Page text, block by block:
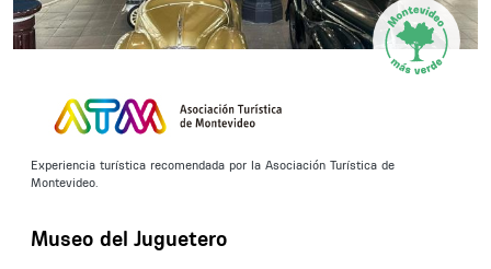
Experiencia turística recomendada por la Asociación Turística de
Montevideo.
Museo del Juguetero